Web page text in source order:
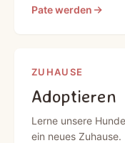
Pate werden
ZUHAUSE
Adoptieren
Lerne unsere
ein neues Zuhause.